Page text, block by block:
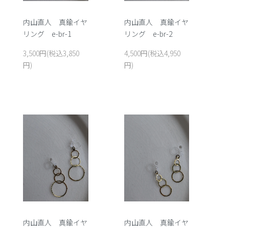
内山直人 真鍮イヤ
リング e-br-1
3,500円(税込3,850
円)
内山直人 真鍮イヤ
リング e-br-2
4,500円(税込4,950
円)
内山直人 真鍮イヤ
内山直人 真鍮イヤ